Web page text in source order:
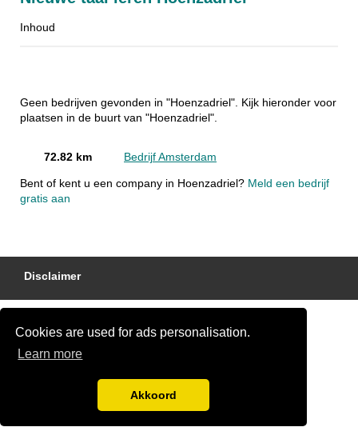
Cookies are used for ads personalisation.
Learn more
Akkoord
Inhoud
Geen bedrijven gevonden in "Hoenzadriel". Kijk hieronder voor
plaatsen in de buurt van "Hoenzadriel".
72.82 km Bedrijf Amsterdam
Bent of kent u een company in Hoenzadriel? Meld een bedrijf
gratis aan
Disclaimer